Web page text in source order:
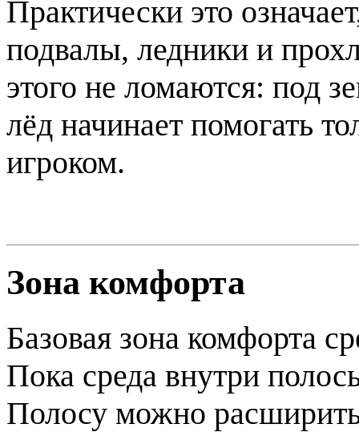
Практически это
подвалы, ледники и
этого не ломаются: под
лёд начинает помогать
игроком.
Зона комфорта
Базовая зона комфорта
Пока среда внутри
Полосу можно